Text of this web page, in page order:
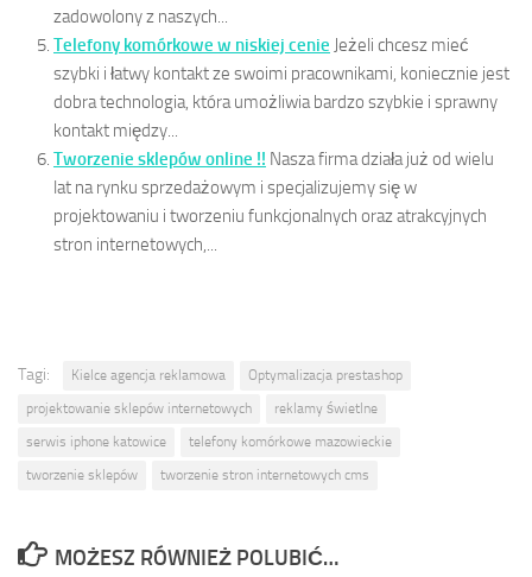
zadowolony z naszych...
Telefony komórkowe w niskiej cenie Jeżeli chcesz mieć
szybki i łatwy kontakt ze swoimi pracownikami, koniecznie jest
dobra technologia, która umożliwia bardzo szybkie i sprawny
kontakt między...
Tworzenie sklepów online !! Nasza firma działa już od wielu
lat na rynku sprzedażowym i specjalizujemy się w
projektowaniu i tworzeniu funkcjonalnych oraz atrakcyjnych
stron internetowych,...
Tagi: Kielce agencja reklamowa
Optymalizacja prestashop
projektowanie sklepów internetowych
reklamy świetlne
serwis iphone katowice
telefony komórkowe mazowieckie
tworzenie sklepów
tworzenie stron internetowych cms
MOŻESZ RÓWNIEŻ POLUBIĆ…